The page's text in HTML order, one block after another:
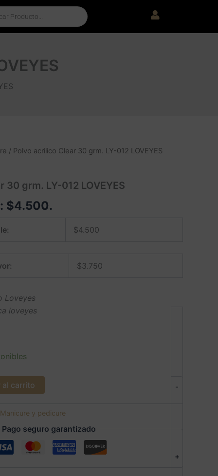
/ Polvo acrilico Clear 30 grm. LY-012 LOVEYES
30 grm. LY-012 LOVEYES
$4.500.
$4.500
$3.750
Loveyes
loveyes
-
+
al carrito
Manicure y pedicure
Pago seguro garantizado